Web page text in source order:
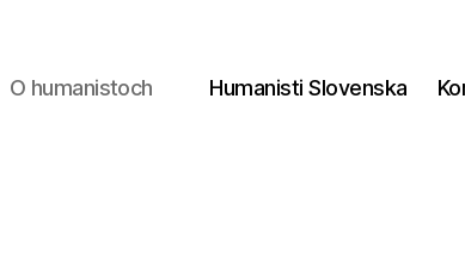
O humanistoch Humanisti Slovenska